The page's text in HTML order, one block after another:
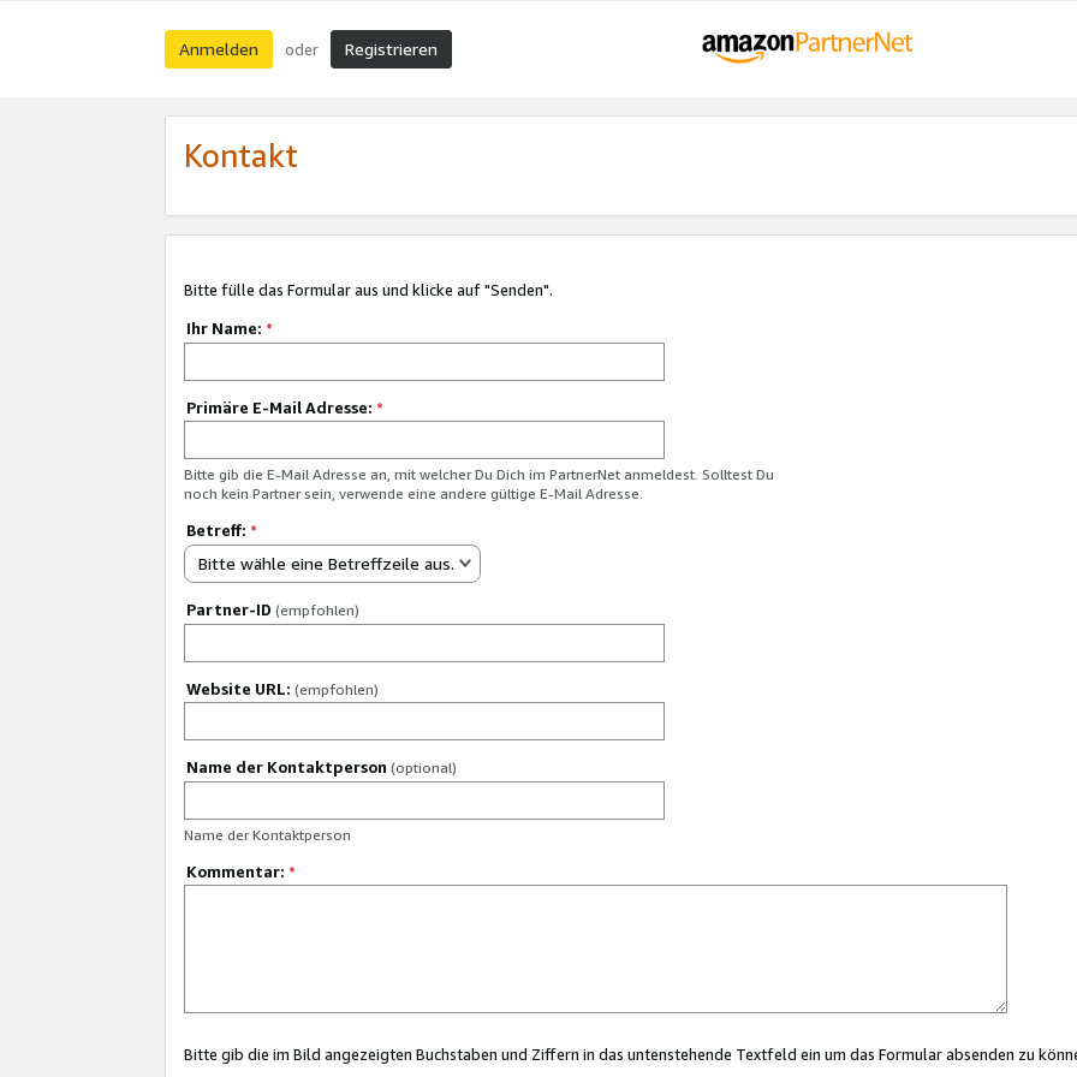
Anmelden oder Registrieren
Kontakt
Bitte fülle das Formular aus und klicke auf "Senden".
Ihr Name: *
Primäre E-Mail Adresse: *
Bitte gib die E-Mail Adresse an, mit welcher Du Dich im PartnerNet anmeldest. Solltest Du
noch kein Partner sein, verwende eine andere gültige E-Mail Adresse.
Betreff: *
Bitte wähle eine Betreffzeile aus.
Partner-ID (empfohlen)
Website URL: (empfohlen)
Name der Kontaktperson (optional)
Name der Kontaktperson
Kommentar: *
Bitte gib die im Bild angezeigten Buchstaben und Ziffern in das untenstehende Textfeld ein um das Formular absenden zu